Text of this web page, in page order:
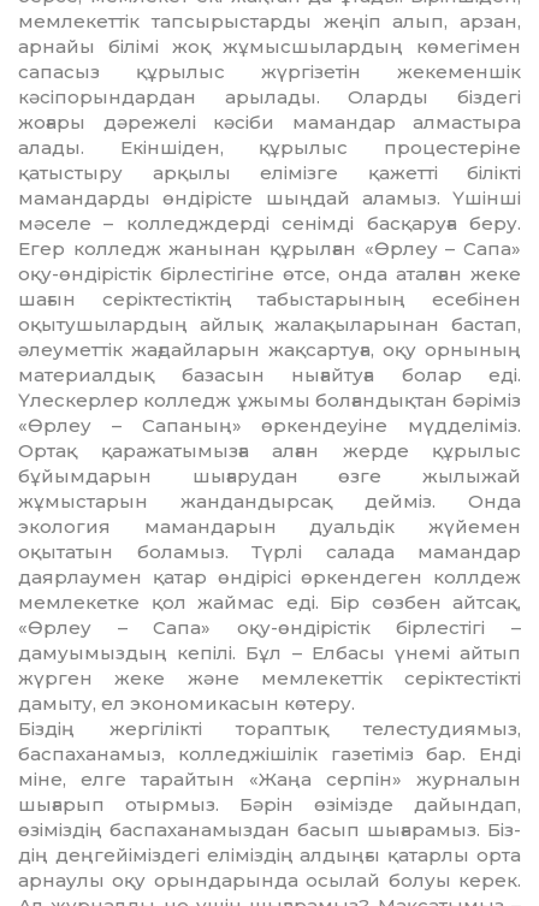
мемлекеттік тапсырыстарды жеңіп алып, арзан,
арнайы білімі жоқ жұмысшылардың көмегі­мен
сапасыз құрылыс жүргізетін жеке­мен­шік
кәсіпорындардан арылады. Олар­ды біздегі
жоғары дәрежелі кәсіби мамандар алмастыра
алады. Екіншіден, құрылыс процестеріне
қатыстыру арқылы елі­мізге қажетті білікті
мамандарды өн­дірісте шыңдай аламыз. Үшінші
мәселе – колледждерді сенімді басқаруға беру.
Егер колледж жанынан құрылған «Өрлеу – Сапа»
оқу-өндірістік бірлестігіне өтсе, онда аталған жеке
шағын серіктестіктің табыстарының есебінен
оқытушылардың айлық жалақыларынан бастап,
әлеумет­тік жағдайларын жақсартуға, оқу орны­ның
материалдық базасын нығайтуға болар еді.
Үлескерлер колледж ұжымы болған­дық­тан бәріміз
«Өрлеу – Сапаның» өркен­деуіне мүдделіміз.
Ортақ қаражаты­мызға ал­ған жерде құрылыс
бұйымдарын шы­ғару­дан өзге жылыжай
жұмыстарын жан­дандырсақ дейміз. Онда
экология мамандарын дуальдік жүйемен
оқытатын боламыз. Түрлі салада мамандар
даярлаумен қатар өндірісі өр­кен­деген коллдеж
мемлекетке қол жаймас еді. Бір сөз­бен айтсақ,
«Өрлеу – Сапа» оқу-өн­діріс­тік бірлестігі –
дамуымыздың кепілі. Бұл – Елбасы үнемі айтып
жүрген жеке жә­не мемлекеттік серіктестікті
дамыту, ел экономикасын көтеру.
Біздің жергілікті тораптық телестудия­мыз,
баспаханамыз, колледжішілік га­зе­тіміз бар. Енді
міне, елге тарайтын «Жаңа серпін» журналын
шығарып отырмыз. Бә­рін өзімізде дайындап,
өзіміздің бас­па­ханамыздан басып шығарамыз. Біз­
дің деңгейіміздегі еліміздің алдыңғы қатарлы орта
арнаулы оқу орындарында осылай бол­уы керек.